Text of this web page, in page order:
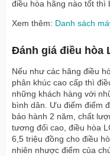
điều hòa hãng nào tốt thì
Xem thêm: Danh sách
Đánh giá điều hòa
Nếu như các hãng điều
phân khúc cao cấp thì
những khách hàng với
bình dân. Ưu điểm điểm
bảo hành 2 năm, chất
tương đối cao, điều hòa
6,5 triệu đồng cho điều
nhiên nhược điểm của